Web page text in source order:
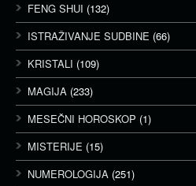
FENG SHUI (132)
ISTRAŽIVANJE SUDBINE (66)
KRISTALI (109)
MAGIJA (233)
MESEČNI HOROSKOP (1)
MISTERIJE (15)
NUMEROLOGIJA (251)